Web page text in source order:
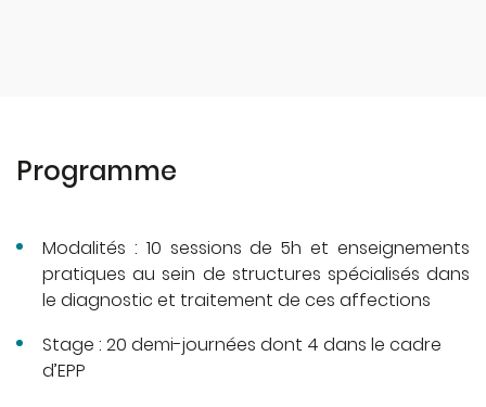
Programme
Modalités : 10 sessions de 5h et enseignements
pratiques au sein de structures spécialisés dans
le diagnostic et traitement de ces affections
Stage : 20 demi-journées dont 4 dans le cadre
d’EPP